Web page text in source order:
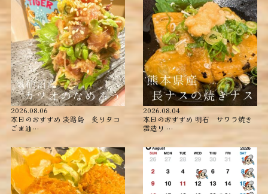
2026.08.06
本日のおすすめ ︎淡路島 炙りタコ
ごま油…
2026.08.04
本日のおすすめ ︎明石 サワラ焼き
霜造り …